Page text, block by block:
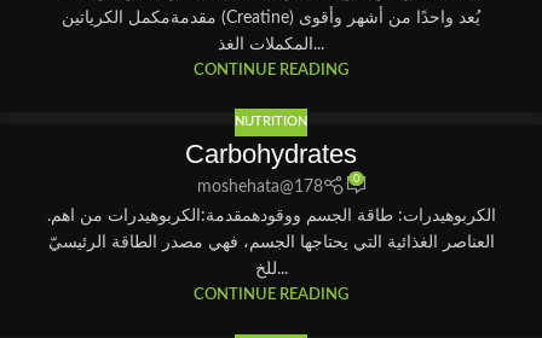
مقدمةمكمل الكرياتين (Creatine) يُعد واحدًا من أشهر وأقوى
المكملات الغذ...
CONTINUE READING
NUTRITION
Carbohydrates
moshehata@178
0
.الكربوهيدرات: طاقة الجسم ووقودهمقدمة:الكربوهيدرات من اهم
العناصر الغذائية التي يحتاجها الجسم، فهي مصدر الطاقة الرئيسيّ
للخ...
CONTINUE READING